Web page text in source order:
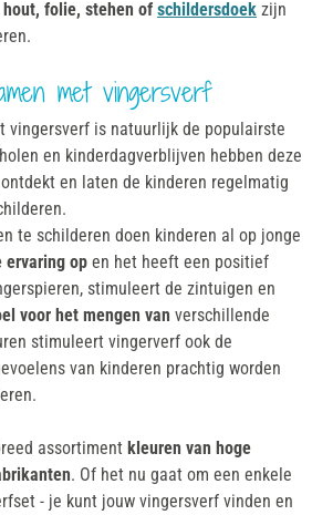
folie, stehen of schildersdoek zijn
met vingersverf
vingersverf is natuurlijk de populairste
en kinderdagverblijven hebben deze
en laten de kinderen regelmatig
te schilderen doen kinderen al op jonge
ervaring op en het heeft een positief
stimuleert de zintuigen en
voor het mengen van verschillende
stimuleert vingerverf ook de
van kinderen prachtig worden
assortiment kleuren van hoge
. Of het nu gaat om een enkele
- je kunt jouw vingersverf vinden en